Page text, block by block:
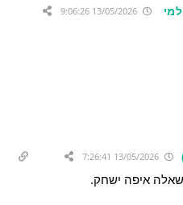
13/05/2026 9:06:26
13/05/2026 7:26:41
איפה ישחק.